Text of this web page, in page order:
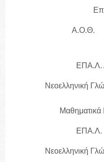
Α.Ο.Θ.
ΕΠΑ.Λ.
Νεοελληνική
Μαθηματικά Ι
ΕΠΑ.Λ.
Νεοελληνική